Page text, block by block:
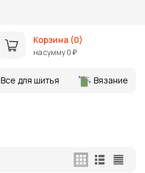
Корзина (0)
на сумму0 ₽
Все для шитья Вязание